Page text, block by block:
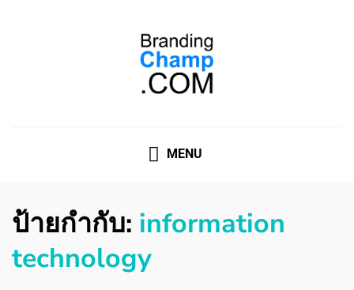
MENU
ป้ายกำกับ: information
technology